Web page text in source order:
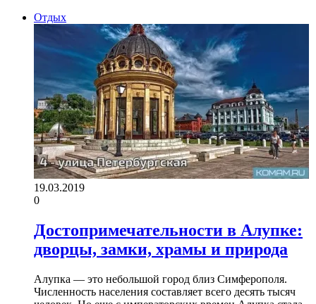
Отдых
19.03.2019
0
Достопримечательности в Алупке:
дворцы, замки, храмы и природа
Алупка — это небольшой город близ Симферополя.
Численность населения составляет всего десять тысяч